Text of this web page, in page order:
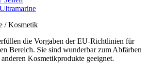
/ Kosmetik
die Vorgaben der EU-Richtlinien für
Bereich. Sie sind wunderbar zum Abfärben
Kosmetikprodukte geeignet.